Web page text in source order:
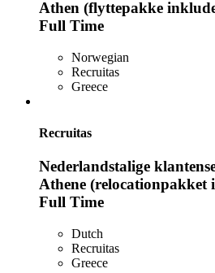
Athen (flyttepakke
Full Time
Norwegian
Recruitas
Greece
Recruitas
Nederlandstalige
Athene (relocationpakket
Full Time
Dutch
Recruitas
Greece